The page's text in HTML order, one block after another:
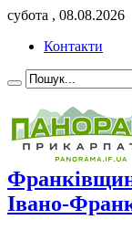
субота , 08.08.2026
Контакти
Івано-